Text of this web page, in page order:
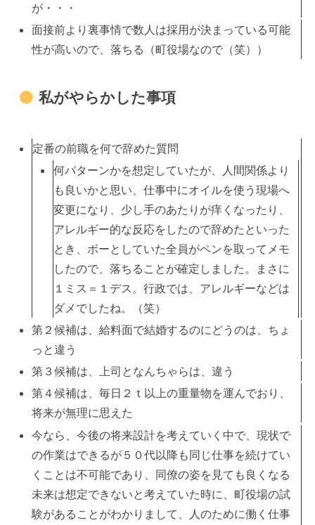
が・・・
面接前より裏事情で数人は採用が決まっている可能
性が高いので、落ちる（町役場なので（笑））
私がやらかした事項
定番の前職を何で辞めた質問
何パターンかを想定していたが、人間関係より
も良いかと思い、仕事中にオイルを使う現場へ
変更になり、少し手のあたりが痒くなったり、
アレルギー的な反応をしたので辞めたといった
とき、ボーとしていた全員がペンを取ってメモ
したので、落ちることが確定しました。まさに
１ミス＝１デス。行政では、アレルギーなどは
ダメでしたね。（笑）
第２候補は、給料面で結婚するのにどうのは、ちょ
っと違う
第３候補は、上司となんちゃらは、違う
第４候補は、毎日２ｔ以上の重量物を運んでおり、
将来が無理に思えた
今なら、今後の将来設計を考えていく中で、現状で
の作業はできるが５０代以降も同じ仕事を続けてい
くことは不可能であり、同僚の姿を見ても良くなる
未来は想定できないと考えていた時に、町役場の試
験があることがわかりまして、人のために働く仕事